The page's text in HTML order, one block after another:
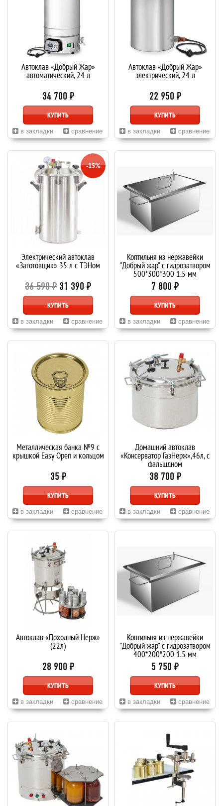
Автоклав «Добрый Жар»
автоматический, 24 л
34 700 ₽
КУПИТЬ
в закладки сравнение
Автоклав «Добрый Жар»
электрический, 24 л
22 950 ₽
КУПИТЬ
в закладки сравнение
Электрический автоклав
«Заготовщик» 35 л с ТЭНом
36 590 ₽ 31 390 ₽
-15%
КУПИТЬ
в закладки сравнение
Коптильня из нержавейки
"Добрый жар" с гидрозатвором
500*300*300 1,5 мм
7 800 ₽
КУПИТЬ
в закладки сравнение
Металлическая банка №9 с
крышкой Easy Open и кольцом
35 ₽
КУПИТЬ
в закладки сравнение
Домашний автоклав
«Консерватор ГазНерж»,46л, с
фальшдном
38 700 ₽
КУПИТЬ
в закладки сравнение
Автоклав «Походный Нерж»
(22л)
28 900 ₽
КУПИТЬ
в закладки сравнение
Коптильня из нержавейки
"Добрый жар" с гидрозатвором
400*200*200 1,5 мм
5 750 ₽
КУПИТЬ
в закладки сравнение